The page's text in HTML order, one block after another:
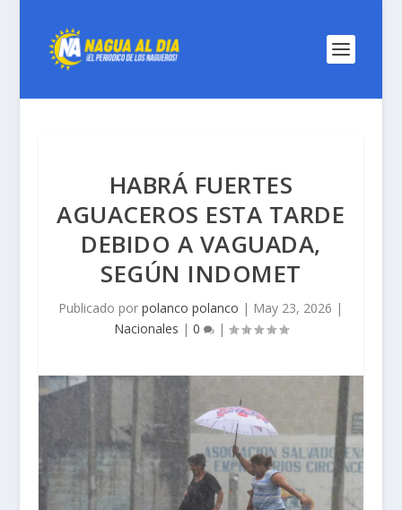
HABRÁ FUERTES
AGUACEROS ESTA TARDE
DEBIDO A VAGUADA,
SEGÚN INDOMET
Publicado porpolanco polanco | May 23, 2026 |
Nacionales | 0 |